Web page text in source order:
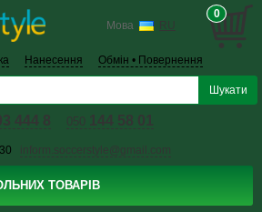
Мова RU
0
Нанесення Обмін • Повернення
444 8 050 144 58 01
inform.soccerstyle@gmail.com
ТОВАРІВ